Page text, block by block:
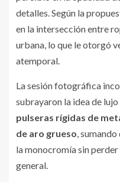
detalles. Según la
en la intersección entre
urbana, lo que le otorgó
atemporal.
La sesión fotográfica
subrayaron la idea de
pulseras rígidas de
de aro grueso,
la monocromía sin
general.